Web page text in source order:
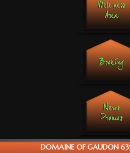
DOMAINE OF GAUDON